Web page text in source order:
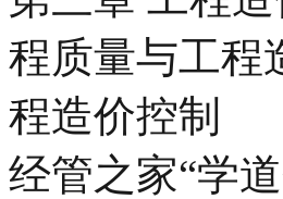
程质量与工程
程造价控制
经管之家“学